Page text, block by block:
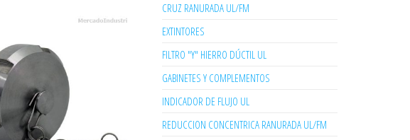
CRUZ RANURADA UL/FM
EXTINTORES
FILTRO "Y" HIERRO DÚCTIL UL
GABINETES Y COMPLEMENTOS
INDICADOR DE FLUJO UL
REDUCCION CONCENTRICA RANURADA UL/FM